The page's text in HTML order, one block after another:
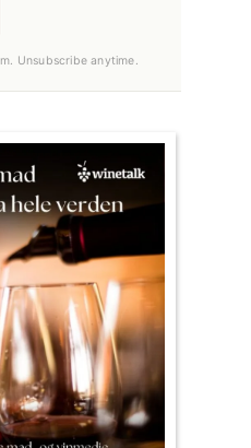
Unsubscribe anytime.